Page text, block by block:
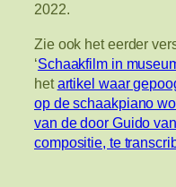
2022.
Zie ook het eerder
‘Schaakfilm in
hetartikel waar
op de schaakpiano
van de door Guido
compositie, te